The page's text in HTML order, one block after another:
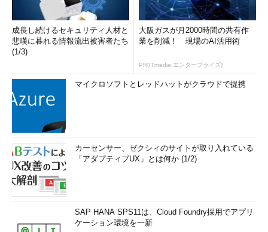
成長し続けるセキュリティ人材と
悲嘆に暮れる情報流出被害者たち
(1/3)
大阪ガスが月2000時間の共有作
業を削減！ 現場のAI活用術
PR(ITmedia エンタープライズ)
マイクロソフトとレッドハットがクラウドで提携
カーセンサー、ゼクシィのサイトが取り入れている
「アダプティブUX」とは何か (1/2)
SAP HANA SPS11は、Cloud Foundry採用でアプリ
ケーション環境を一新